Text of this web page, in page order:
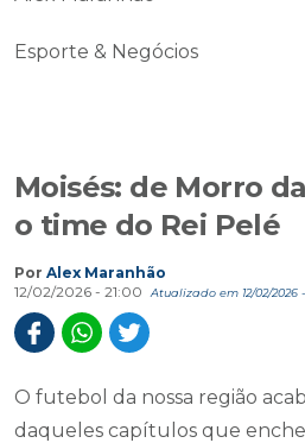
Esporte & Negócios
Moisés: de Morro
o time do Rei Pelé
Por Alex Maranhão
12/02/2026 - 21:00
Atualizado em 12/02/2026 -
O futebol da nossa região
daqueles capítulos que